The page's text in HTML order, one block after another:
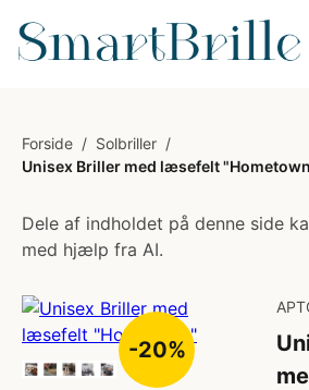
Forside / Solbriller /
Unisex Briller med læsefelt
Dele af indholdet på denne side
med hjælp fra AI.
-20%